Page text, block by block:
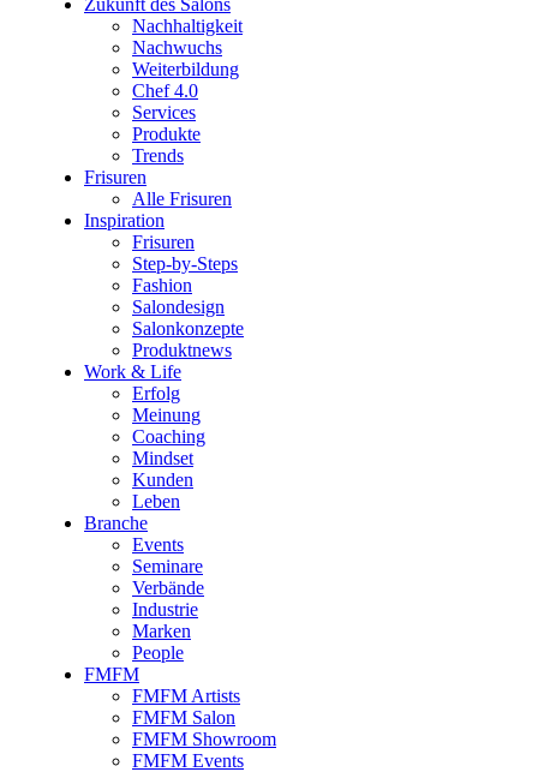
Zukunft des Salons
Nachhaltigkeit
Nachwuchs
Weiterbildung
Chef 4.0
Services
Produkte
Trends
Frisuren
Alle Frisuren
Inspiration
Frisuren
Step-by-Steps
Fashion
Salondesign
Salonkonzepte
Produktnews
Work & Life
Erfolg
Meinung
Coaching
Mindset
Kunden
Leben
Branche
Events
Seminare
Verbände
Industrie
Marken
People
FMFM
FMFM Artists
FMFM Salon
FMFM Showroom
FMFM Events